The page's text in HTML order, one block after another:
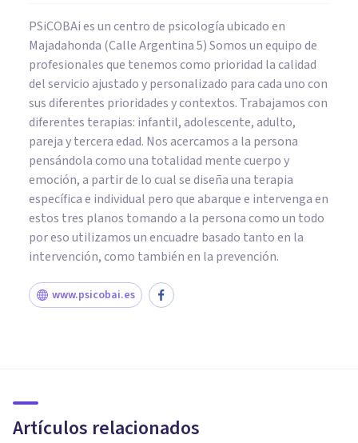
PSiCOBAi es un centro de psicología ubicado en
Majadahonda (Calle Argentina 5) Somos un equipo de
profesionales que tenemos como prioridad la calidad
del servicio ajustado y personalizado para cada uno con
sus diferentes prioridades y contextos. Trabajamos con
diferentes terapias: infantil, adolescente, adulto,
pareja y tercera edad. Nos acercamos a la persona
pensándola como una totalidad mente cuerpo y
emoción, a partir de lo cual se diseña una terapia
específica e individual pero que abarque e intervenga en
estos tres planos tomando a la persona como un todo
por eso utilizamos un encuadre basado tanto en la
intervención, como también en la prevención.
www.psicobai.es
Artículos relacionados
hijos adolescentes